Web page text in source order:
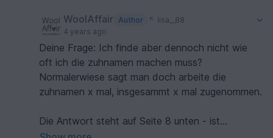
Am einfachsten ist es, wenn du mit dem Stricken
beginnst. Du wirst Schritt für Schritt durch die
Anleitung geführt. Auszugsweise lesen verwirrt
dich sicherlich nur. Ich schreibe dir eine DN, dann
können wir gemeinsam die Anleitung durchgehen!
😇
WoolAffair Author
lisa__88
4 years ago
Deine Frage: Ich finde aber dennoch nicht wie
oft ich die zuhnamen machen muss?
Normalerwiese sagt man doch arbeite die
zuhnamen x mal, insgesammt x mal zugenommen.
Die Antwort steht auf Seite 8 unten - ist